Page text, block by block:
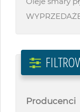
Producenci